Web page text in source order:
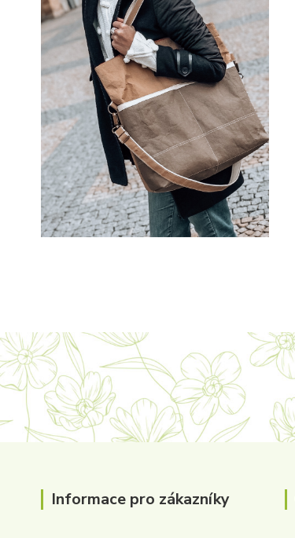
Informace pro zákazníky